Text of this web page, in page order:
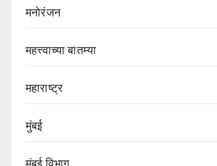
मनोरंजन
महत्त्वाच्या बातम्या
महाराष्ट्र
मुंबई
मुंबई विभाग‌